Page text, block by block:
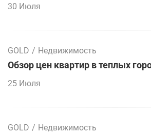
30 Июля
GOLD / Недвижимость
Обзор цен квартир в теплых
25 Июля
GOLD / Недвижимость